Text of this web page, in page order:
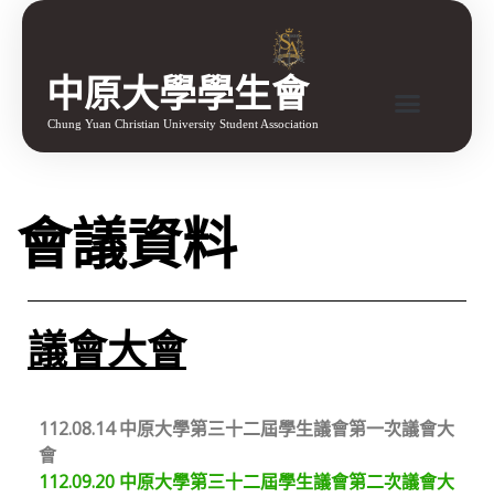
中原大學學生會
Chung Yuan Christian University Student Association
會議資料
議會大會
112.08.14 中原大學第三十二屆學生議會第一次議會大
會
112.09.20 中原大學第三十二屆學生議會第二次議會大